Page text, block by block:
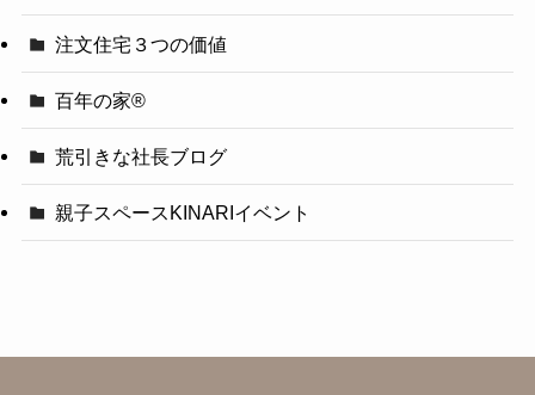
注文住宅３つの価値
百年の家®️
荒引きな社長ブログ
親子スペースKINARIイベント